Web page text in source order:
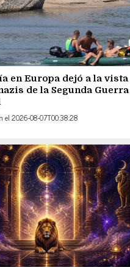
en Europa dejó a la vista
de la Segunda Guerra
el 2026-08-07T00:38:28